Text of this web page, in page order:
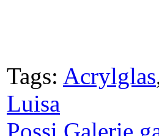
Tags: Acrylglas
Luisa